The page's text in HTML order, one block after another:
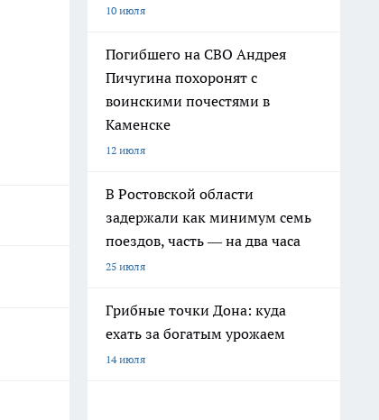
10 июля
Погибшего на СВО Андрея
Пичугина похоронят с
воинскими почестями в
Каменске
12 июля
В Ростовской области
задержали как минимум семь
поездов, часть — на два часа
25 июля
Грибные точки Дона: куда
ехать за богатым урожаем
14 июля